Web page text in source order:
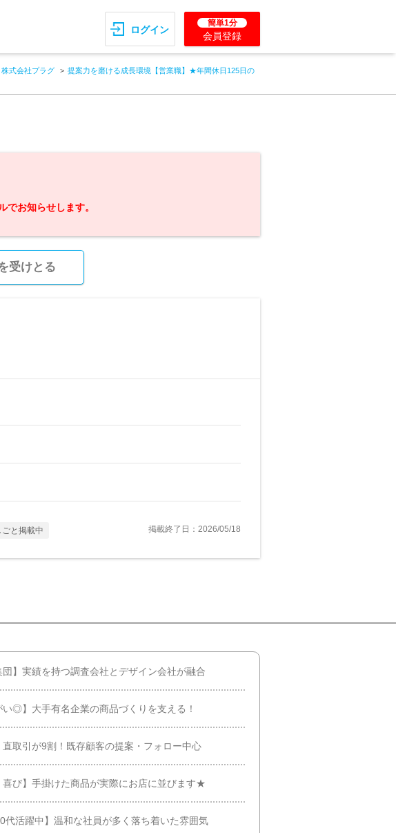
ログイン
簡単1分
会員登録
株式会社プラグ
提案力を磨ける成長環境【営業職】★年間休日125日の
でお知らせします。
受けとる
と掲載中 掲載終了日：2026/05/18
団】実績を持つ調査会社とデザイン会社が融合
い◎】大手有名企業の商品づくりを支える！
直取引が9割！既存顧客の提案・フォロー中心
喜び】手掛けた商品が実際にお店に並びます★
代活躍中】温和な社員が多く落ち着いた雰囲気